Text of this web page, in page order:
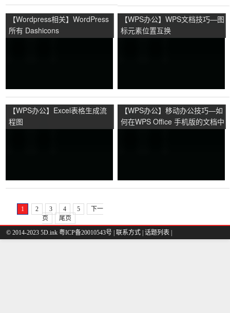
【Wordpress相关】WordPress
所有 Dashicons
【WPS办公】WPS文档技巧—图
标元素位置互换
【WPS办公】Excel表格生成流
程图
【WPS办公】移动办公技巧—如
何在WPS Office 手机版的文档中
1 2 3 4 5
下一
页
尾页
© 2014-2023 5D.ink 粤ICP备20010543号 | 联系方式 | 话题列表 |